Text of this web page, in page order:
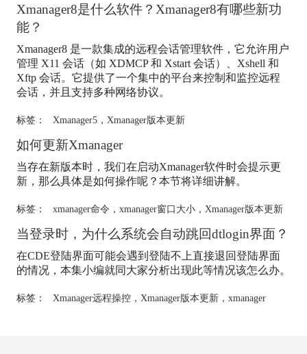
Xmanager8是什么软件？Xmanager8有哪些新功
能？
Xmanager8 是一款集成的远程会话管理软件，它允许用户
管理 X11 会话（如 XDMCP 和 Xstart 会话）、Xshell 和
Xftp 会话。它提供了一个集中的平台来控制和监控远程
会话，并且支持多种网络协议。
标签： Xmanager5， Xmanager版本更新
如何更新Xmanager
当存在新版本时，我们在启动Xmanager软件时会提示更
新，那么具体是如何操作呢？本节将详细讲解。
标签： xmanager命令 ， xmanager窗口大小， Xmanager版本更新
当登录时，为什么系统会自动跳回dtlogin界面？
在CDE登陆界面可能会遇到登陆不上直接退回登陆界面
的情况，本集小编就同大家分析出现此等情况该怎么办。
标签： Xmanager远程操控， Xmanager版本更新， xmanager